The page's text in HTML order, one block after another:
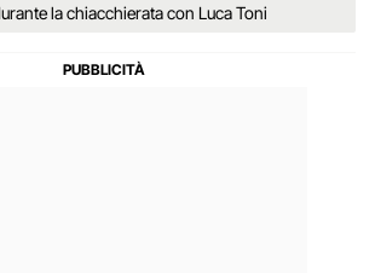
la chiacchierata con Luca Toni